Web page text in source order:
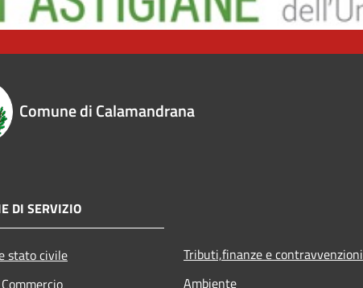
Comune di Calamandrana
DI SERVIZIO
stato civile
Tributi,finanze e contravvenzioni
Ambiente